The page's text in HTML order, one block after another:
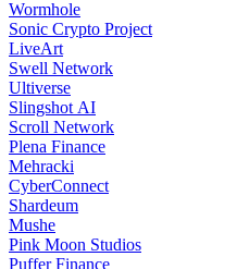
Wormhole
Sonic Crypto Project
LiveArt
Swell Network
Ultiverse
Slingshot AI
Scroll Network
Plena Finance
Mehracki
CyberConnect
Shardeum
Mushe
Pink Moon Studios
Puffer Finance